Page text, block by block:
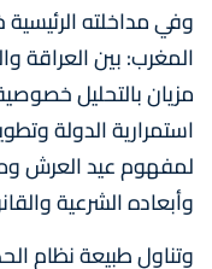
وفي مداخلته
المغرب: بين العراقة
مزيان بالتحليل
استمرارية الدولة
لمفهوم عيد العرش
وأبعاده الشرعية
وتناول طبيعة نظام